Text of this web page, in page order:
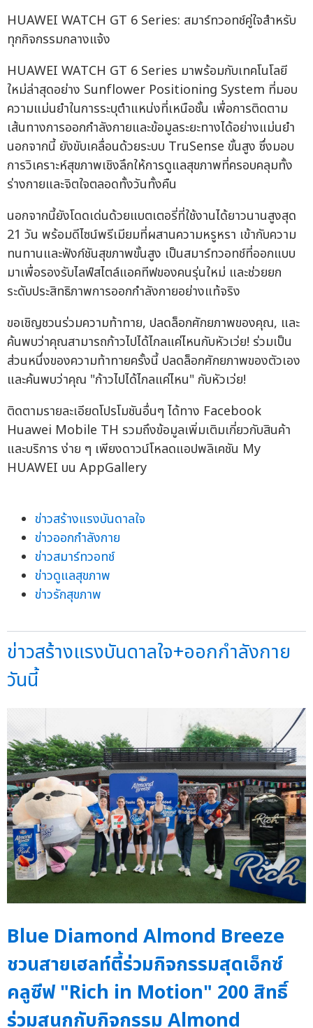
HUAWEI WATCH GT 6 Series: สมาร์ทวอทช์คู่ใจสำหรับ
ทุกกิจกรรมกลางแจ้ง
HUAWEI WATCH GT 6 Series มาพร้อมกับเทคโนโลยี
ใหม่ล่าสุดอย่าง Sunflower Positioning System ที่มอบ
ความแม่นยำในการระบุตำแหน่งที่เหนือชั้น เพื่อการติดตาม
เส้นทางการออกกำลังกายและข้อมูลระยะทางได้อย่างแม่นยำ
นอกจากนี้ ยังขับเคลื่อนด้วยระบบ TruSense ขั้นสูง ซึ่งมอบ
การวิเคราะห์สุขภาพเชิงลึกให้การดูแลสุขภาพที่ครอบคลุมทั้ง
ร่างกายและจิตใจตลอดทั้งวันทั้งคืน
นอกจากนี้ยังโดดเด่นด้วยแบตเตอรี่ที่ใช้งานได้ยาวนานสูงสุด
21 วัน พร้อมดีไซน์พรีเมียมที่ผสานความหรูหรา เข้ากับความ
ทนทานและฟังก์ชันสุขภาพขั้นสูง เป็นสมาร์ทวอทช์ที่ออกแบบ
มาเพื่อรองรับไลฟ์สไตล์แอคทีฟของคนรุ่นใหม่ และช่วยยก
ระดับประสิทธิภาพการออกกำลังกายอย่างแท้จริง
ขอเชิญชวนร่วมความท้าทาย, ปลดล็อกศักยภาพของคุณ, และ
ค้นพบว่าคุณสามารถก้าวไปได้ไกลแค่ไหนกับหัวเว่ย! ร่วมเป็น
ส่วนหนึ่งของความท้าทายครั้งนี้ ปลดล็อกศักยภาพของตัวเอง
และค้นพบว่าคุณ "ก้าวไปได้ไกลแค่ไหน" กับหัวเว่ย!
ติดตามรายละเอียดโปรโมชันอื่นๆ ได้ทาง Facebook
Huawei Mobile TH รวมถึงข้อมูลเพิ่มเติมเกี่ยวกับสินค้า
และบริการ ง่าย ๆ เพียงดาวน์โหลดแอปพลิเคชัน My
HUAWEI บน AppGallery
ข่าวสร้างแรงบันดาลใจ
ข่าวออกกำลังกาย
ข่าวสมาร์ทวอทช์
ข่าวดูแลสุขภาพ
ข่าวรักสุขภาพ
ข่าวสร้างแรงบันดาลใจ+ออกกำลังกาย
วันนี้
Blue Diamond Almond Breeze
ชวนสายเฮลท์ตี้ร่วมกิจกรรมสุดเอ็กซ์
คลูซีฟ "Rich in Motion" 200 สิทธิ์
ร่วมสนุกกับกิจกรรม Almond